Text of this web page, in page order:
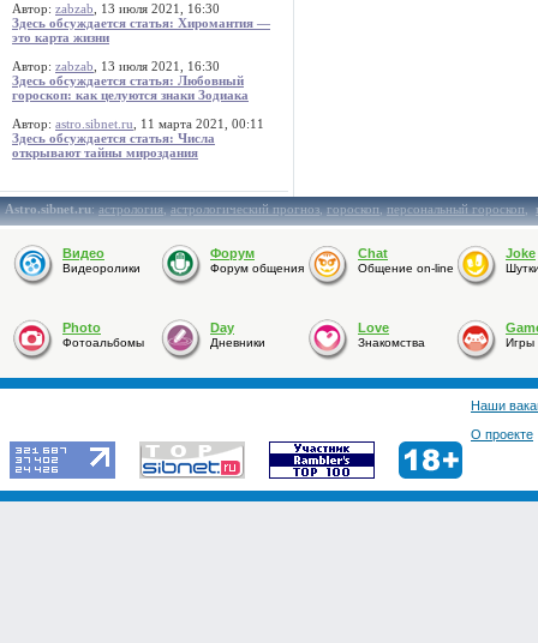
Автор: zabzab , 13 июля 2021, 16:30
Здесь обсуждается статья: Хиромантия —
это карта жизни
Автор: zabzab , 13 июля 2021, 16:30
Здесь обсуждается статья: Любовный
гороскоп: как целуются знаки Зодиака
Автор: astro.sibnet.ru , 11 марта 2021, 00:11
Здесь обсуждается статья: Числа
открывают тайны мироздания
Astro.sibnet.ru:астрология,астрологический прогноз,гороскоп,персональный гороскоп,
Видео
Видеоролики
Форум
Форум общения
Chat
Общение on-line
Joke
Photo
Фотоальбомы
Day
Дневники
Love
Знакомства Игры
Наши
О проекте